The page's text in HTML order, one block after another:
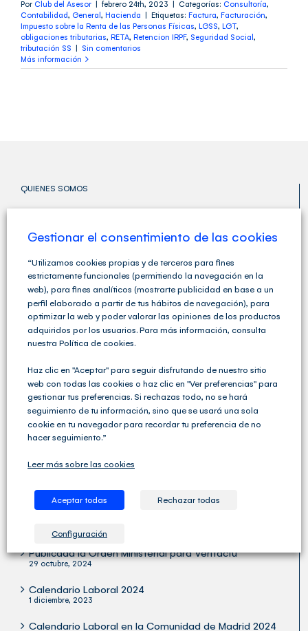
Por Club del Asesor | febrero 24th, 2023 | Categorías: Consultoría,
Contabilidad, General, Hacienda | Etiquetas: Factura, Facturación,
Impuesto sobre la Renta de las Personas Físicas, LGSS, LGT,
obligaciones tributarias, RETA, Retencion IRPF, Seguridad Social,
tributación SS | Sin comentarios
Más información
QUIENES SOMOS
Cegid Club del Asesor no solo ofrece soluciones de
Gestión Fiscal, Contable y Laboral completas sino que
va un paso más allá y ofrece una amplia variedad de
servicios para las Asesorías y los Despachos
Profesionales.
Publicada la Orden Ministerial para Verifactu
29 octubre, 2024
Calendario Laboral 2024
1 diciembre, 2023
Calendario Laboral en la Comunidad de Madrid 2024
Gestionar el consentimiento de las cookies
“Utilizamos cookies propias y de terceros para fines
estrictamente funcionales (permitiendo la navegación en la
web), para fines analíticos (mostrarte publicidad en base a un
perfil elaborado a partir de tus hábitos de navegación), para
optimizar la web y poder valorar las opiniones de los productos
adquiridos por los usuarios. Para más información, consulta
nuestra Política de cookies.
Haz clic en "Aceptar" para seguir disfrutando de nuestro sitio
web con todas las cookies o haz clic en "Ver preferencias" para
gestionar tus preferencias. Si rechazas todo, no se hará
seguimiento de tu información, sino que se usará una sola
cookie en tu navegador para recordar tu preferencia de no
hacer seguimiento.”
Leer más sobre las cookies
Aceptar todas Rechazar todas
Configuración